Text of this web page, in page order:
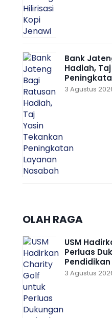
Bank
Hadiah,
3 Agustus
OLAH RAGA
USM
Perluas
Pendidikan
3 Agustus